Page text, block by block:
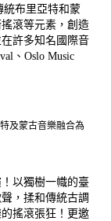
統布里亞特和蒙
滾等元素，創造
許多知名國際音
、Oslo Music
及蒙古音樂融合為
以獨樹一幟的臺
，揉和傳統古調
搖滾張狂！更邀